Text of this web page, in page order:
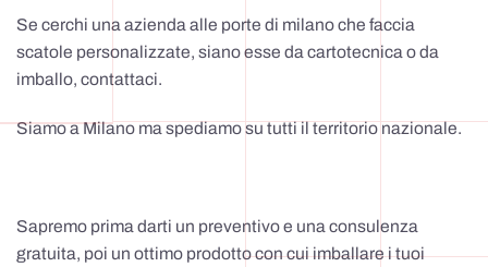
Se cerchi una azienda alle porte di milano che faccia
scatole personalizzate, siano esse da cartotecnica o da
imballo, contattaci.
Siamo a Milano ma spediamo su tutti il territorio nazionale.
Sapremo prima darti un preventivo e una consulenza
gratuita, poi un ottimo prodotto con cui imballare i tuoi